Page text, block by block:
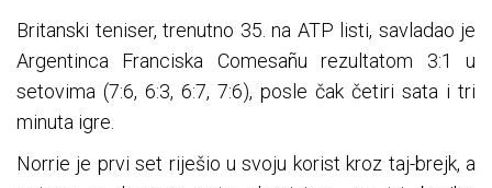
Britanski teniser, trenutno 35. na ATP listi, savladao je
Argentinca Franciska Comesañu rezultatom 3:1 u
setovima (7:6, 6:3, 6:7, 7:6), posle čak četiri sata i tri
minuta igre.
Norrie je prvi set riješio u svoju korist kroz taj-brejk, a